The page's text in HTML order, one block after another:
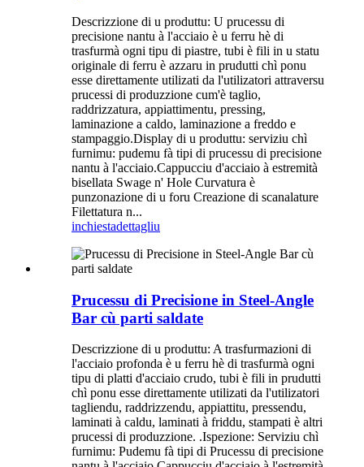
Descrizzione di u produttu: U prucessu di
precisione nantu à l'acciaio è u ferru hè di
trasfurmà ogni tipu di piastre, tubi è fili in u statu
originale di ferru è azzaru in prudutti chì ponu
esse direttamente utilizati da l'utilizatori attraversu
prucessi di produzzione cum'è taglio,
raddrizzatura, appiattimentu, pressing,
laminazione a caldo, laminazione a freddo e
stampaggio.Display di u produttu: serviziu chì
furnimu: pudemu fà tipi di prucessu di precisione
nantu à l'acciaio.Cappucciu d'acciaio à estremità
bisellata Swage n' Hole Curvatura è
punzonazione di u foru Creazione di scanalature
Filettatura n...
inchiestadettagliu
Prucessu di Precisione in Steel-Angle
Bar cù parti saldate
Descrizzione di u produttu: A trasfurmazioni di
l'acciaio profonda è u ferru hè di trasfurmà ogni
tipu di platti d'acciaio crudo, tubi è fili in prudutti
chì ponu esse direttamente utilizati da l'utilizatori
tagliendu, raddrizzendu, appiattitu, pressendu,
laminati à caldu, laminati à friddu, stampati è altri
prucessi di produzzione. .Ispezione: Serviziu chì
furnimu: Pudemu fà tipi di Prucessu di precisione